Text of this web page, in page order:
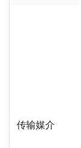
传输媒介